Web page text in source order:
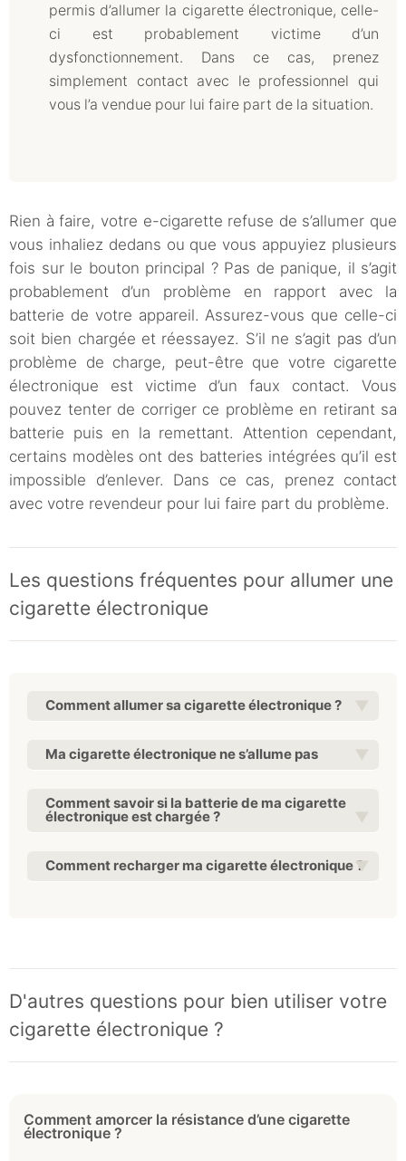
permis d’allumer la cigarette électronique, celle-
ci est probablement victime d’un
dysfonctionnement. Dans ce cas, prenez
simplement contact avec le professionnel qui
vous l’a vendue pour lui faire part de la situation.
Rien à faire, votre e-cigarette refuse de s’allumer que
vous inhaliez dedans ou que vous appuyiez plusieurs
fois sur le bouton principal ? Pas de panique, il s’agit
probablement d’un problème en rapport avec la
batterie de votre appareil. Assurez-vous que celle-ci
soit bien chargée et réessayez. S’il ne s’agit pas d’un
problème de charge, peut-être que votre cigarette
électronique est victime d’un faux contact. Vous
pouvez tenter de corriger ce problème en retirant sa
batterie puis en la remettant. Attention cependant,
certains modèles ont des batteries intégrées qu’il est
impossible d’enlever. Dans ce cas, prenez contact
avec votre revendeur pour lui faire part du problème.
Les questions fréquentes pour allumer une
cigarette électronique
Comment allumer sa cigarette électronique ?
Ma cigarette électronique ne s’allume pas
Comment savoir si la batterie de ma cigarette
électronique est chargée ?
Comment recharger ma cigarette électronique ?
D'autres questions pour bien utiliser votre
cigarette électronique ?
Comment amorcer la résistance d’une cigarette
électronique ?